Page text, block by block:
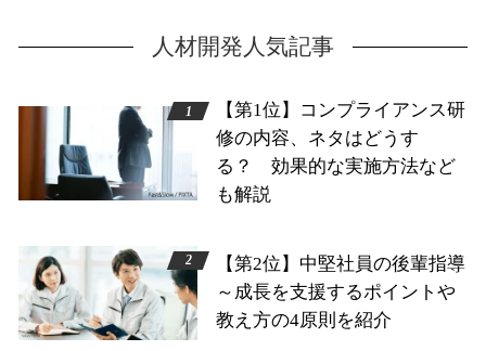
人材開発人気記事
【第1位】コンプライアンス研
修の内容、ネタはどうす
る？ 効果的な実施方法など
も解説
【第2位】中堅社員の後輩指導
～成長を支援するポイントや
教え方の4原則を紹介